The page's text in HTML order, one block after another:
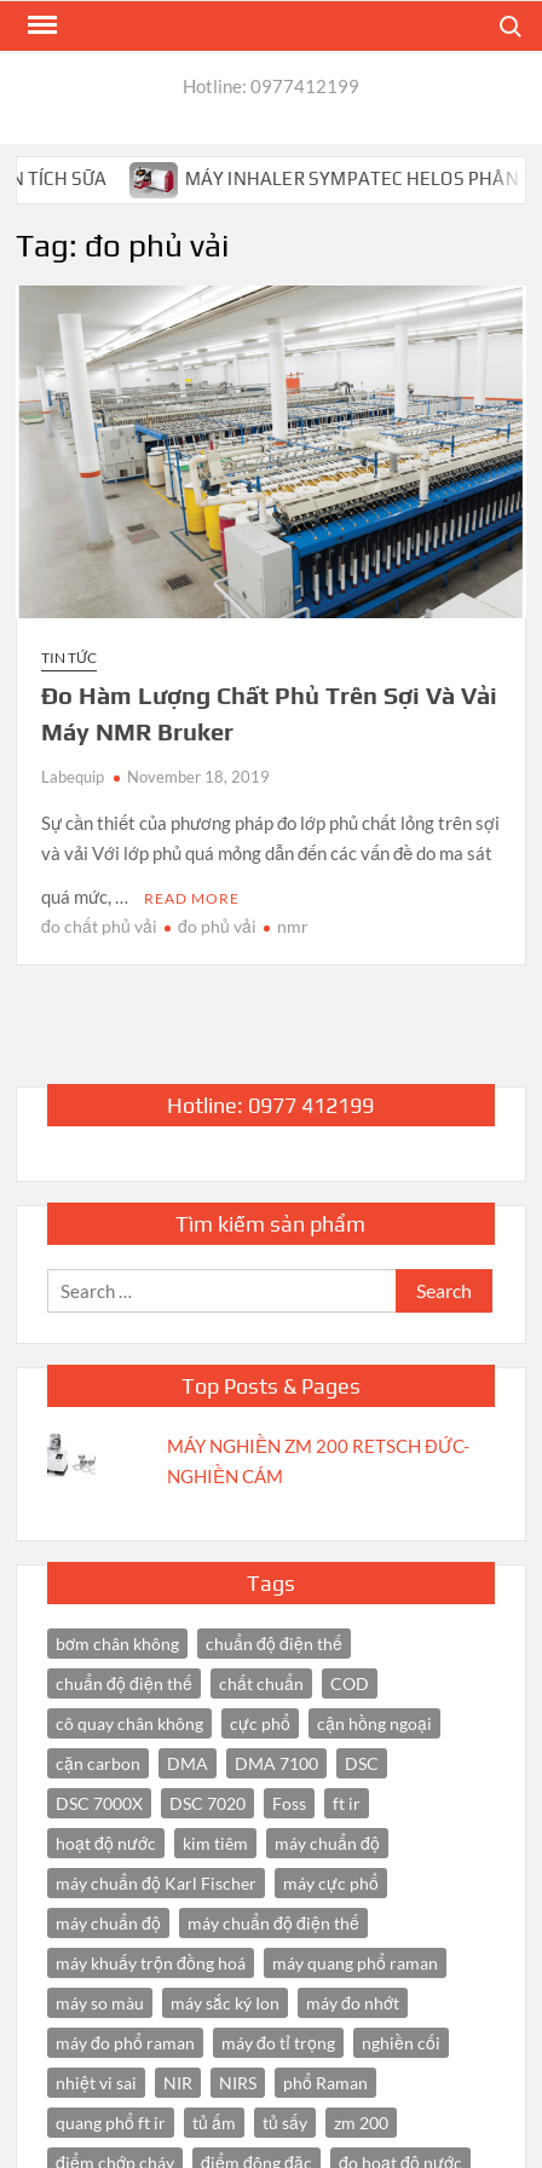
Skip
Hotline: 0977412199
SỮA MÁY INHALER SYMPATEC HELOS PHÂN
Tag: đo phủ vải
TIN TỨC
Đo Hàm Lượng Chất Phủ Trên Sợi Và Vải
Máy NMR Bruker
Labequip November 18, 2019
Sự cần thiết của phương pháp đo lớp phủ chất lỏng trên sợi
và vải Với lớp phủ quá mỏng dẫn đến các vấn đề do ma sát
quá mức, …
READ MORE
đo chất phủ vải đo phủ vải nmr
Hotline: 0977 412199
Tìm kiếm sản phẩm
Search
for:
Top Posts & Pages
MÁY NGHIỀN ZM 200 RETSCH ĐỨC-
NGHIỀN CÁM
Tags
bơm chân không
chuẩn độ điện thế
chuẩn độ điện thế
chất chuẩn
COD
cô quay chân không
cực phổ
cận hồng ngoại
cặn carbon
DMA DMA 7100
DSC
DSC 7000X
DSC 7020 Foss
ft ir
hoạt độ nước
kim tiêm
máy chuẩn độ
máy chuẩn độ Karl Fischer
máy cực phổ
máy chuẩn độ
máy chuẩn độ điện thế
máy khuấy trộn đồng hoá
máy quang phổ raman
máy so màu
máy sắc ký Ion
máy đo nhớt
máy đo phổ raman
máy đo tỉ trọng
nghiền cối
nhiệt vi sai
NIR NIRS
phổ Raman
quang phổ ft ir
tủ ấm tủ sấy
zm 200
điểm chớp cháy
điểm đông đặc đo hoạt độ nước